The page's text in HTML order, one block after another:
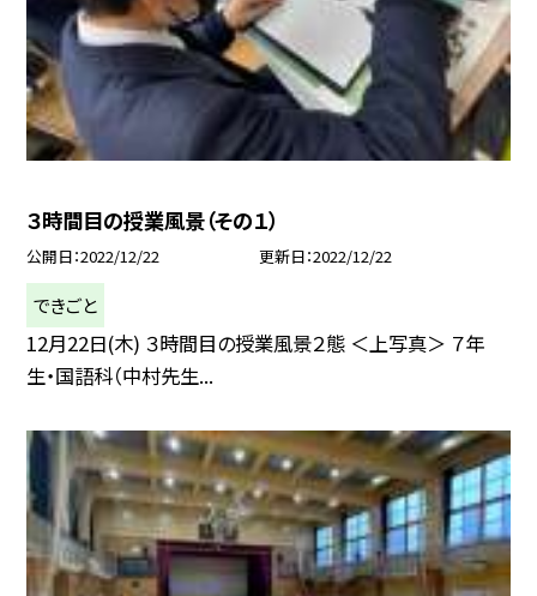
３時間目の授業風景（その１）
公開日 2022/12/22 更新日 2022/12/22
できごと
12月22日(木) ３時間目の授業風景２態 ＜上写真＞ ７年
生・国語科（中村先生...